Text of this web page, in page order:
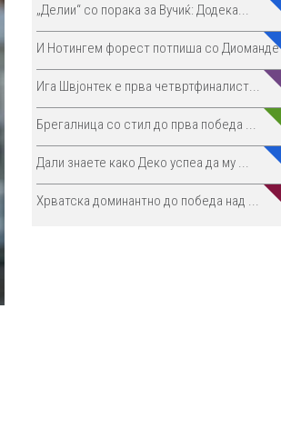
„Делии“ со порака за Вучиќ: Додека...
И Нотингем форест потпиша со Диоманде
Ига Швјонтек е прва четвртфиналист...
Брегалница со стил до прва победа ...
Дали знаете како Деко успеа да му ...
Хрватска доминантно до победа над ...